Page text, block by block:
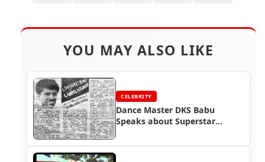
YOU MAY ALSO LIKE
CELEBRITY
Dance Master DKS Babu
Speaks about Superstar